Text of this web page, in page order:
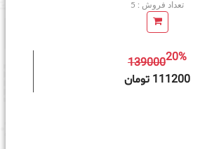
تعداد فروش : 5
13900020%
111200 تومان